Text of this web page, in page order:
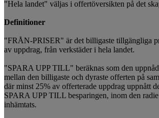
"Hela landet" väljas i offertöversikten på det
Definitioner
"FRÅN-PRISER" är det billigaste tillgängliga
av uppdrag, från verkstäder i hela landet.
"SPARA UPP TILL" beräknas som den
mellan den billigaste och dyraste offerten på
där minst 25% av offerterade uppdrag uppnått
SPARA UPP TILL besparingen, inom den
inhämtats.